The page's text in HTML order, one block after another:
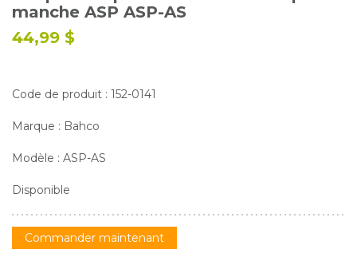
manche ASP ASP-AS
44,99 $
Code de produit : 152-0141
Marque : Bahco
Modèle : ASP-AS
Disponible
Commander maintenant